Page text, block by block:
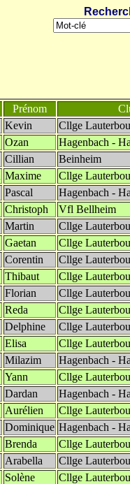
Prénom
Kevin
Cllge
Ozan
Hagenbach -
Cillian
Beinheim
Maxime
Cllge
Pascal
Hagenbach -
Christoph
Vfl Bellheim
Martin
Cllge
Gaetan
Cllge
Corentin
Cllge
Thibaut
Cllge
Florian
Cllge
Reda
Cllge
Delphine
Cllge
Elisa
Cllge
Milazim
Hagenbach -
Yann
Cllge
Dardan
Hagenbach -
Aurélien
Cllge
Dominique Hagenbach -
Brenda
Cllge
Arabella
Cllge
Solène
Cllge